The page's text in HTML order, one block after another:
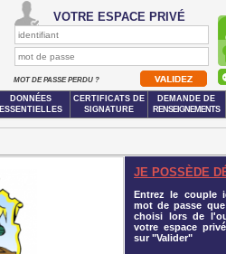
VOTRE ESPACE PRIVÉ
MOT DE PASSE PERDU ?
DONNÉES
ESSENTIELLES
CERTIFICATS DE
SIGNATURE
DEMANDE DE
RENSEIGNEMENTS
JE POSSÈDE
Entrez le couple
mot de passe
choisi lors de
votre espace
sur "Valider"